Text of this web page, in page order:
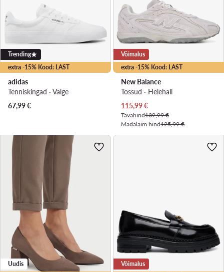
extra -15% Kood: LAST
Trending
adidas
Tenniskingad · Valge
67,99€
extra -15% Kood: LAST
Võimalus
New Balance
Tossud · Helehall
Praegune hind
115,99€
Tavahind139,99 €
Madalaim hind125,99 €
Uudis Võimalus